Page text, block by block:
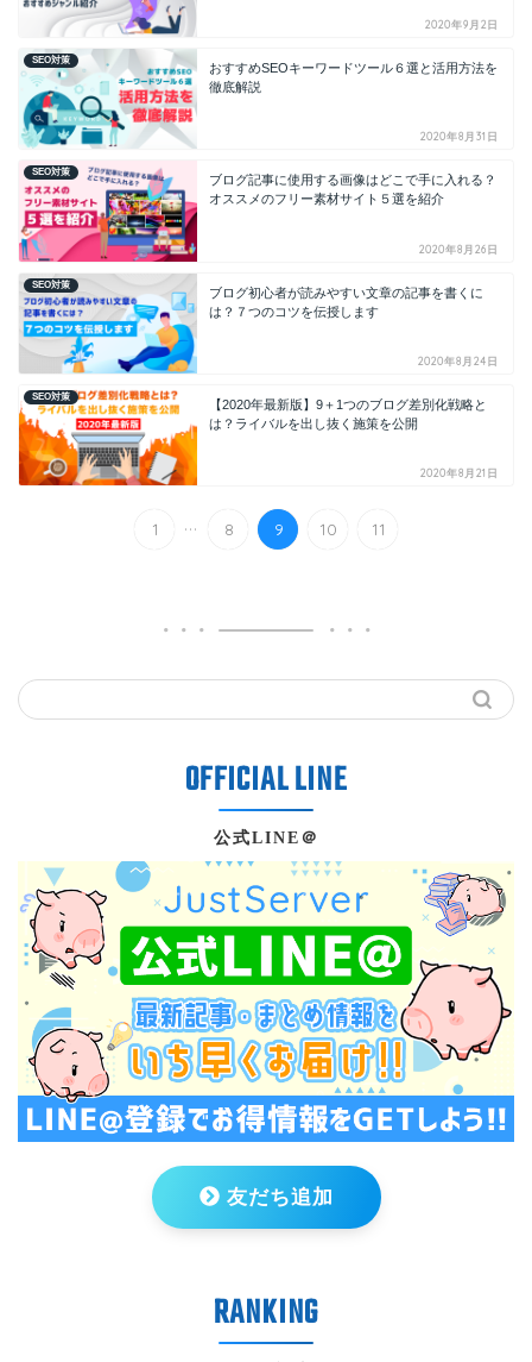
2020年9月2日
SEO対策
おすすめSEOキーワードツール６選と活用方法を
徹底解説
2020年8月31日
SEO対策
ブログ記事に使用する画像はどこで手に入れる？
オススメのフリー素材サイト５選を紹介
2020年8月26日
SEO対策
ブログ初心者が読みやすい文章の記事を書くに
は？７つのコツを伝授します
2020年8月24日
SEO対策
【2020年最新版】9＋1つのブログ差別化戦略と
は？ライバルを出し抜く施策を公開
2020年8月21日
1 ... 8 9 10 11
公式LINE＠
友だち追加